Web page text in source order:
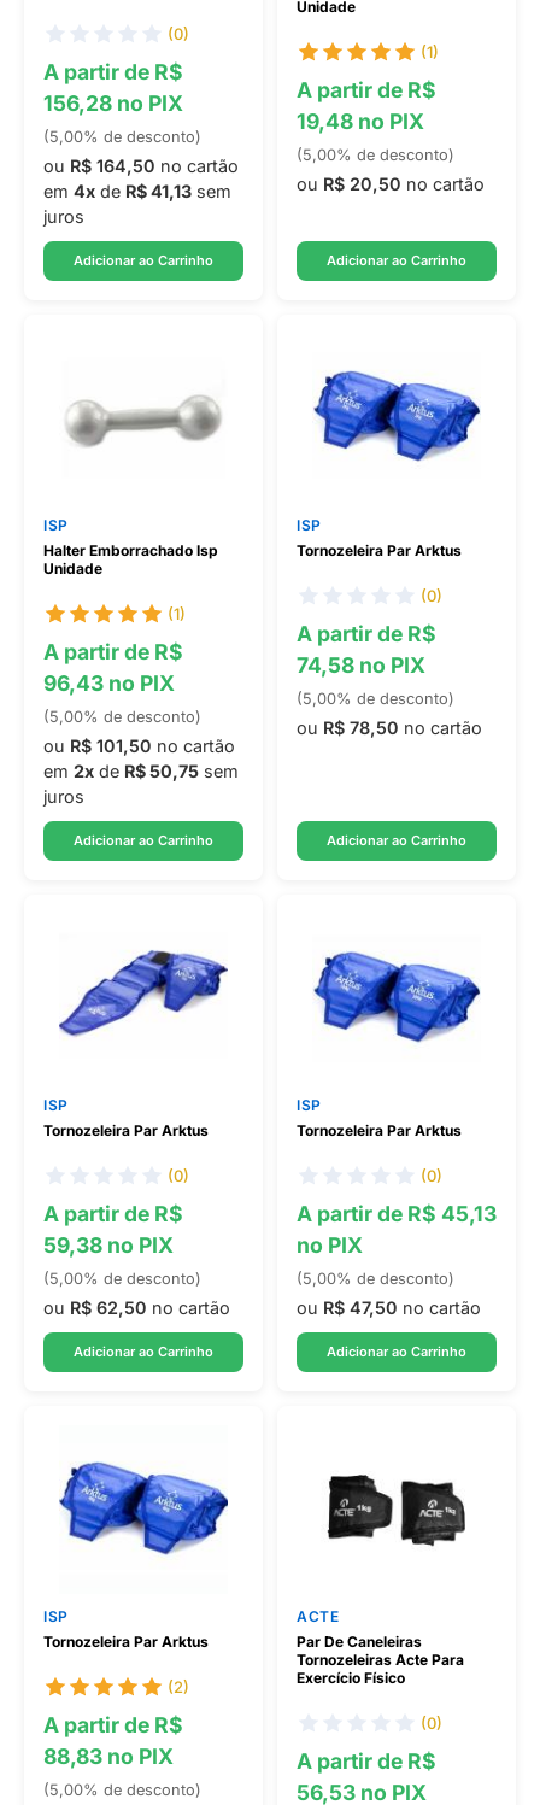
(0)
A partir de R$
156,28 no PIX
(5,00% de desconto)
ou R$ 164,50 no cartão
em 4x de R$ 41,13 sem
juros
Adicionar ao Carrinho
Unidade
(1)
A partir de R$
19,48 no PIX
(5,00% de desconto)
ou R$ 20,50 no cartão
Adicionar ao Carrinho
ISP
Halter Emborrachado Isp
Unidade
(1)
A partir de R$
96,43 no PIX
(5,00% de desconto)
ou R$ 101,50 no cartão
em 2x de R$ 50,75 sem
juros
Adicionar ao Carrinho
ISP
Tornozeleira Par Arktus
(0)
A partir de R$
74,58 no PIX
(5,00% de desconto)
ou R$ 78,50 no cartão
Adicionar ao Carrinho
ISP
Tornozeleira Par Arktus
(0)
A partir de R$
59,38 no PIX
(5,00% de desconto)
ou R$ 62,50 no cartão
Adicionar ao Carrinho
ISP
Tornozeleira Par Arktus
(0)
A partir de R$ 45,13
no PIX
(5,00% de desconto)
ou R$ 47,50 no cartão
Adicionar ao Carrinho
ISP
Tornozeleira Par Arktus
(2)
A partir de R$
88,83 no PIX
(5,00% de desconto)
ACTE
Par De Caneleiras
Tornozeleiras Acte Para
Exercício Físico
(0)
A partir de R$
56,53 no PIX